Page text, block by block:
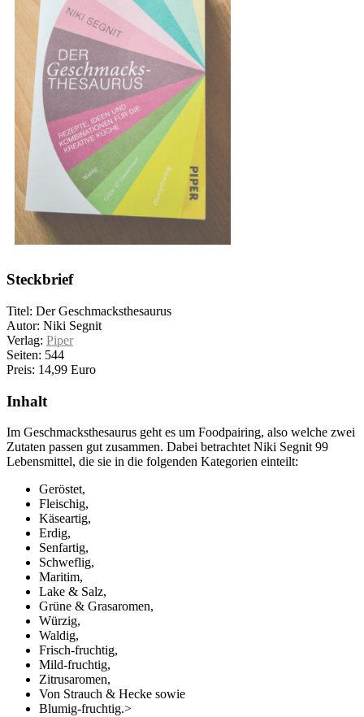
Steckbrief
Titel: Der Geschmacksthesaurus
Autor: Niki Segnit
Verlag: Piper
Seiten: 544
Preis: 14,99 Euro
Inhalt
Im Geschmacksthesaurus geht es um Foodpairing, also welche zwei
Zutaten passen gut zusammen. Dabei betrachtet Niki Segnit 99
Lebensmittel, die sie in die folgenden Kategorien einteilt:
Geröstet,
Fleischig,
Käseartig,
Erdig,
Senfartig,
Schweflig,
Maritim,
Lake & Salz,
Grüne & Grasaromen,
Würzig,
Waldig,
Frisch-fruchtig,
Mild-fruchtig,
Zitrusaromen,
Von Strauch & Hecke sowie
Blumig-fruchtig.>